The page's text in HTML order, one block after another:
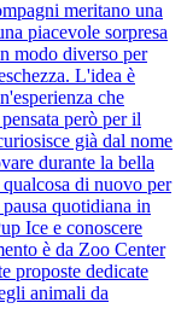
meritano una
piacevole sorpresa
modo diverso per
L'idea è
che
però per il
già dal nome
durante la bella
di nuovo per
quotidiana in
Ice e conoscere
è da Zoo Center
proposte dedicate
animali da